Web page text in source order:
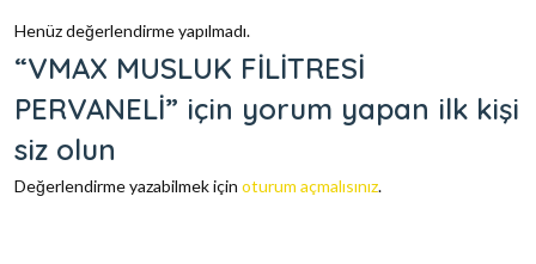
Henüz değerlendirme yapılmadı.
“VMAX MUSLUK FİLİTRESİ
PERVANELİ” için yorum yapan ilk kişi
siz olun
Değerlendirme yazabilmek için oturum açmalısınız.